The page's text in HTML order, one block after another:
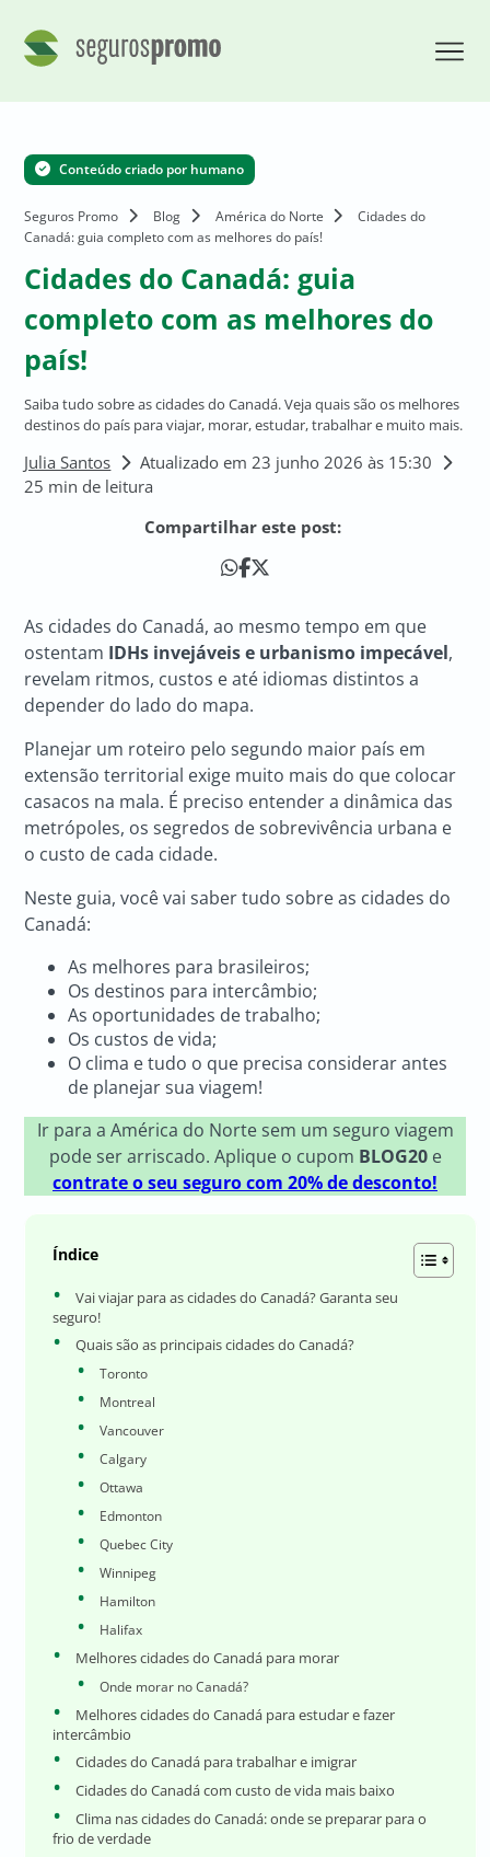
Conteúdo criado por humano
Seguros Promo Blog América do Norte
Cidades do
Canadá: guia completo com as melhores do país!
Cidades do Canadá: guia
completo com as melhores do
país!
Saiba tudo sobre as cidades do Canadá. Veja quais são os melhores
destinos do país para viajar, morar, estudar, trabalhar e muito mais.
Julia Santos
Atualizado em 23 junho 2026 às 15:30
25 min de leitura
Compartilhar este post:
As cidades do Canadá, ao mesmo tempo em que
ostentam IDHs invejáveis e urbanismo impecável,
revelam ritmos, custos e até idiomas distintos a
depender do lado do mapa.
Planejar um roteiro pelo segundo maior país em
extensão territorial exige muito mais do que colocar
casacos na mala. É preciso entender a dinâmica das
metrópoles, os segredos de sobrevivência urbana e
o custo de cada cidade.
Neste guia, você vai saber tudo sobre as cidades do
Canadá:
As melhores para brasileiros;
Os destinos para intercâmbio;
As oportunidades de trabalho;
Os custos de vida;
O clima e tudo o que precisa considerar antes
de planejar sua viagem!
Ir para a América do Norte sem um seguro viagem
pode ser arriscado. Aplique o cupom BLOG20e
contrate o seu seguro com 20% de desconto!
Índice
Vai viajar para as cidades do Canadá? Garanta seu
seguro!
Quais são as principais cidades do Canadá?
Toronto
Montreal
Vancouver
Calgary
Ottawa
Edmonton
Quebec City
Winnipeg
Hamilton
Halifax
Melhores cidades do Canadá para morar
Onde morar no Canadá?
Melhores cidades do Canadá para estudar e fazer
intercâmbio
Cidades do Canadá para trabalhar e imigrar
Cidades do Canadá com custo de vida mais baixo
Clima nas cidades do Canadá: onde se preparar para o
frio de verdade